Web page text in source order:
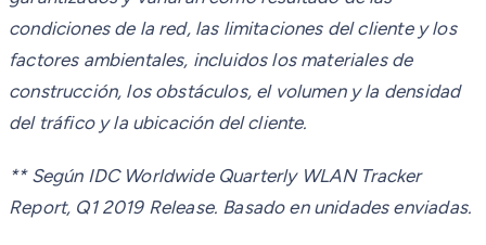
condiciones de la red, las limitaciones del cliente y los
factores ambientales, incluidos los materiales de
construcción, los obstáculos, el volumen y la densidad
del tráfico y la ubicación del cliente.
** Según IDC Worldwide Quarterly WLAN Tracker
Report, Q1 2019 Release. Basado en unidades enviadas.